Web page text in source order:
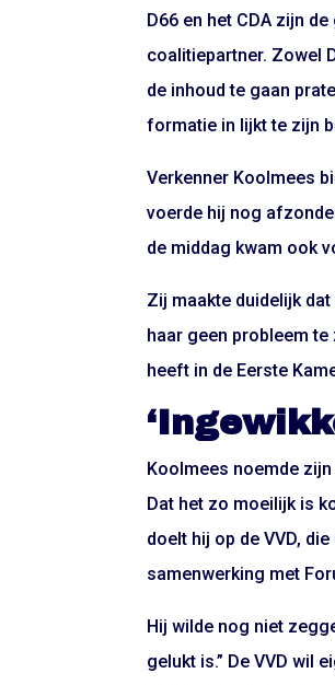
D66 en het CDA zijn
coalitiepartner. Zowel
de inhoud te gaan
formatie in lijkt te zijn
Verkenner Koolmees
voerde hij nog
de middag kwam ook
Zij maakte duidelijk
haar geen probleem
heeft in de Eerste
Koolmees noemde
Dat het zo moeilijk is
doelt hij op de VVD,
samenwerking met
Hij wilde nog niet
gelukt is.” De VVD wil